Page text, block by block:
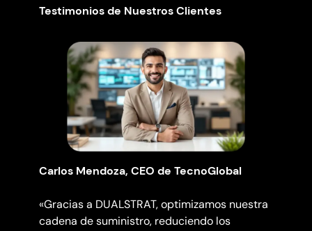
Testimonios de Nuestros Clientes
Carlos Mendoza, CEO de TecnoGlobal
«Gracias a DUALSTRAT, optimizamos nuestra
cadena de suministro, reduciendo los